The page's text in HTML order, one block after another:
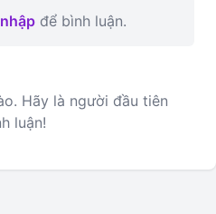
để bình luận.
Hãy là người đầu tiên
luận!